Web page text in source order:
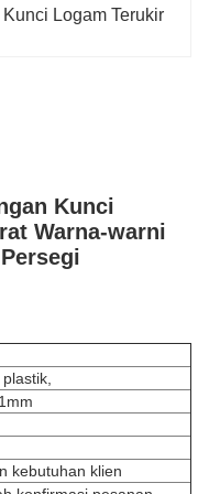
Logam Terukir
Kunci
Warna-warni
kebutuhan klien